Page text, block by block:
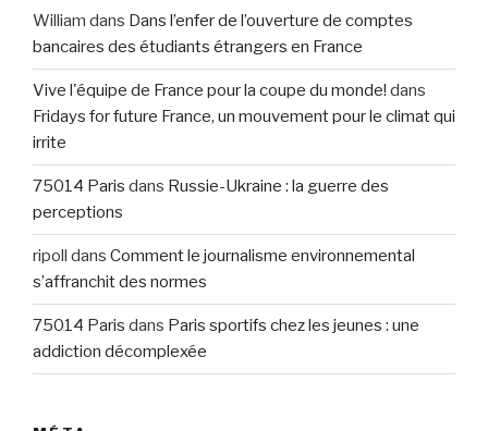
William dans Dans l’enfer de l’ouverture de comptes
bancaires des étudiants étrangers en France
Vive l'équipe de France pour la coupe du monde! dans
Fridays for future France, un mouvement pour le climat qui
irrite
75014 Paris dans Russie-Ukraine : la guerre des
perceptions
ripoll dans Comment le journalisme environnemental
s’affranchit des normes
75014 Paris dans Paris sportifs chez les jeunes : une
addiction décomplexée